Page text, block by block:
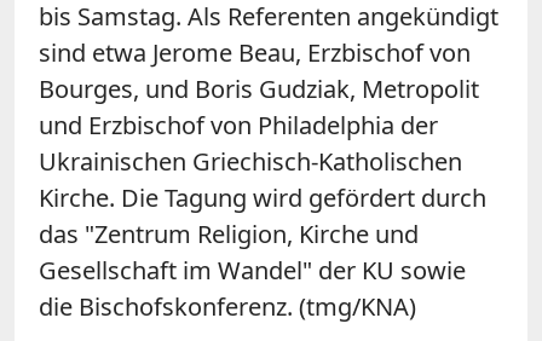
bis Samstag. Als Referenten angekündigt
sind etwa Jerome Beau, Erzbischof von
Bourges, und Boris Gudziak, Metropolit
und Erzbischof von Philadelphia der
Ukrainischen Griechisch-Katholischen
Kirche. Die Tagung wird gefördert durch
das "Zentrum Religion, Kirche und
Gesellschaft im Wandel" der KU sowie
die Bischofskonferenz. (tmg/KNA)